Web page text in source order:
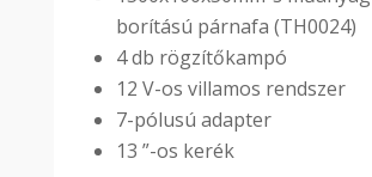
borítású párnafa (TH0024)
4 db rögzítőkampó
12 V-os villamos rendszer
7-pólusú adapter
13 ”-os kerék